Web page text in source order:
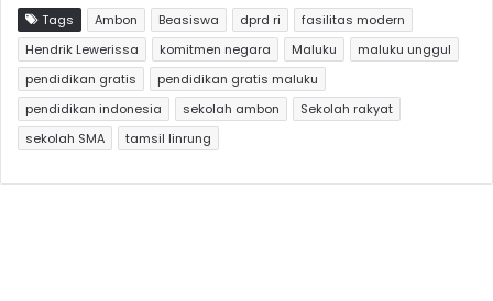
Tags Ambon Beasiswa dprd ri
fasilitas modern
Hendrik Lewerissa
komitmen negara Maluku
maluku unggul
pendidikan gratis
pendidikan gratis maluku
pendidikan indonesia
sekolah ambon
Sekolah rakyat
sekolah SMA
tamsil linrung